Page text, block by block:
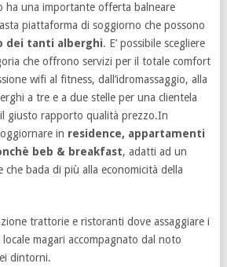
ha una importante offerta balneare
piattaforma di soggiorno che possono
dei tanti alberghi. E’ possibile scegliere
che offrono servizi per il totale comfort
wifi al fitness, dall’idromassaggio, alla
a tre e a due stelle per una clientela
giusto rapporto qualità prezzo.In
in residence, appartamenti
beb & breakfast, adatti ad un
che bada di più alla economicità della
trattorie e ristoranti dove assaggiare i
magari accompagnato dal noto
dintorni.